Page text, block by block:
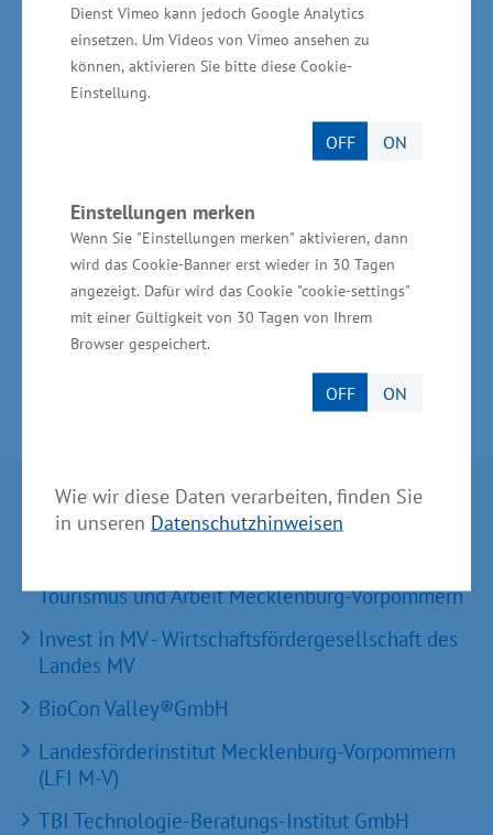
Dienst Vimeo kann jedoch Google Analytics
einsetzen. Um Videos von Vimeo ansehen zu
können, aktivieren Sie bitte diese Cookie-
Einstellung.
OFF ON
Einstellungen merken
Wenn Sie "Einstellungen merken" aktivieren, dann
wird das Cookie-Banner erst wieder in 30 Tagen
angezeigt. Dafür wird das Cookie "cookie-settings"
mit einer Gültigkeit von 30 Tagen von Ihrem
Browser gespeichert.
OFF ON
Wie wir diese Daten verarbeiten, finden Sie
in unseren Datenschutzhinweisen
Liegeplätzen, davon 14.000 an der Küste.
Jährlich besuchen etwa 150.000 Wassersportler
das Land. Rund 1.400
Wassertourismusunternehmen mit über 7.100
Arbeitsplätzen erwirtschaften einen jährlichen
das entspricht rund zehn Prozent des
Tourismusumsatzes in Mecklenburg-
Vorpommern.
Partner im Land
Tourismus und Arbeit Mecklenburg-Vorpommern
Invest in MV - Wirtschaftsfördergesellschaft des
Landes MV
BioCon Valley®GmbH
Landesförderinstitut Mecklenburg-Vorpommern
(LFI M-V)
TBI Technologie-Beratungs-Institut GmbH